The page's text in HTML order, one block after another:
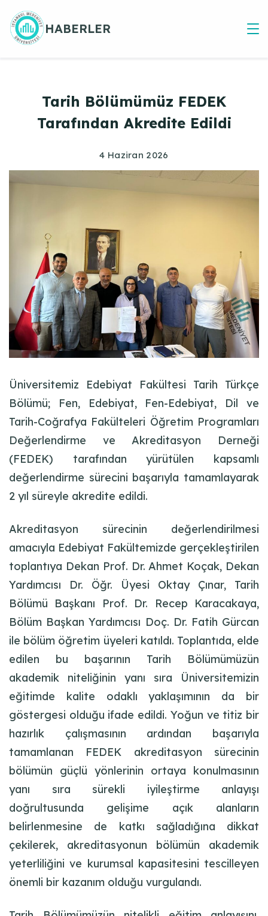
Skip
to
content
HABERLER
Tarih Bölümümüz FEDEK
Tarafından Akredite Edildi
4 Haziran 2026
Üniversitemiz Edebiyat Fakültesi Tarih Türkçe
Bölümü; Fen, Edebiyat, Fen-Edebiyat, Dil ve
Tarih-Coğrafya Fakülteleri Öğretim Programları
Değerlendirme ve Akreditasyon Derneği
(FEDEK) tarafından yürütülen kapsamlı
değerlendirme sürecini başarıyla tamamlayarak
2 yıl süreyle akredite edildi.
Akreditasyon sürecinin değerlendirilmesi
amacıyla Edebiyat Fakültemizde gerçekleştirilen
toplantıya Dekan Prof. Dr. Ahmet Koçak, Dekan
Yardımcısı Dr. Öğr. Üyesi Oktay Çınar, Tarih
Bölümü Başkanı Prof. Dr. Recep Karacakaya,
Bölüm Başkan Yardımcısı Doç. Dr. Fatih Gürcan
ile bölüm öğretim üyeleri katıldı. Toplantıda, elde
edilen bu başarının Tarih Bölümümüzün
akademik niteliğinin yanı sıra Üniversitemizin
eğitimde kalite odaklı yaklaşımının da bir
göstergesi olduğu ifade edildi. Yoğun ve titiz bir
hazırlık çalışmasının ardından başarıyla
tamamlanan FEDEK akreditasyon sürecinin
bölümün güçlü yönlerinin ortaya konulmasının
yanı sıra sürekli iyileştirme anlayışı
doğrultusunda gelişime açık alanların
belirlenmesine de katkı sağladığına dikkat
çekilerek, akreditasyonun bölümün akademik
yeterliliğini ve kurumsal kapasitesini tescilleyen
önemli bir kazanım olduğu vurgulandı.